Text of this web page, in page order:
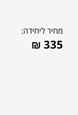
מחיר ליחידה:
₪ 335